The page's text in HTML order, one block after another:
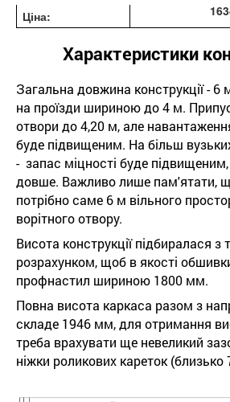
Ціна:
Характеристики
Загальна довжина конструкції -
на проїзди шириною до 4 м.
отвори до 4,20 м, але
буде підвищеним. На більш
- запас міцності буде
довше. Важливо лише пам'ятати,
потрібно саме 6 м вільного
ворітного отвору.
Висота конструкції підбиралася з
розрахунком, щоб в якості
профнастил шириною 1800 мм.
Повна висота каркаса разом з
складе 1946 мм, для отримання
треба врахувати ще невеликий
ніжки роликових кареток